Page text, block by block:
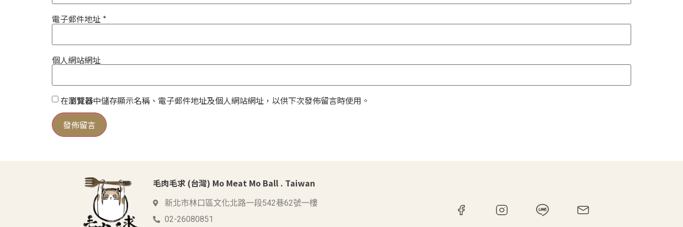
電子郵件地址 *
個人網站網址
在瀏覽器中儲存顯示名稱、電子郵件地址及個人網站網址，以供下次發佈留言時使用。
毛肉毛求 (台灣) Mo Meat Mo Ball . Taiwan
新北市林口區文化北路一段542巷62號一樓
02-26080851